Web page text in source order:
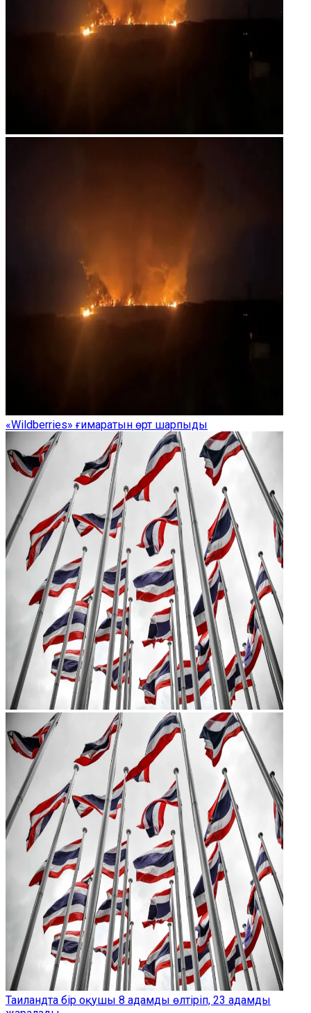
«Wildberries» ғимаратын өрт шарпыды
Таиландта бір оқушы 8 адамды өлтіріп, 23 адамды